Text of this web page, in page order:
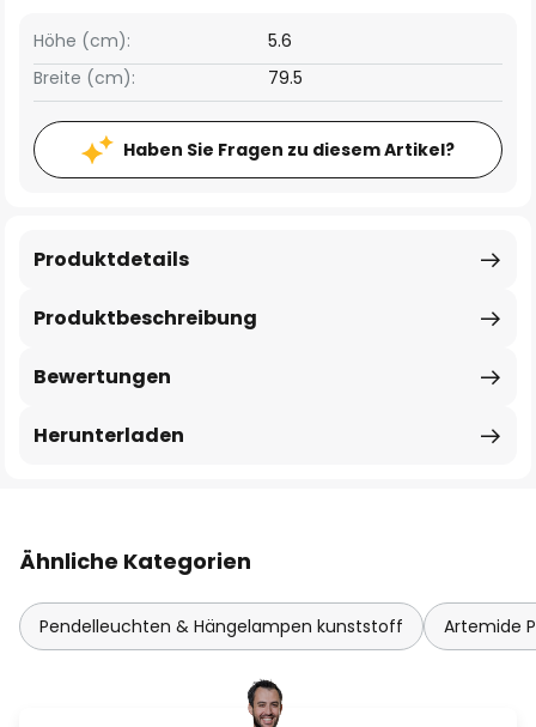
Breite (cm): 79.5
Höhe (cm): 5.6
Haben Sie Fragen zu diesem Artikel?
Produktbeschreibung
Produktdetails
Bewertungen
Herunterladen
Ähnliche Kategorien
Pendelleuchten & Hängelampen kunststoff Artemide